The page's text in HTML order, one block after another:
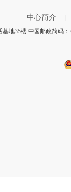
中心简介
地35楼 中国邮政简码